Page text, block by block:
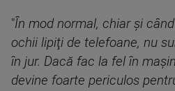
"În mod normal, chiar şi
ochii lipiţi de telefoane, nu
în jur. Dacă fac la fel în
devine foarte periculos